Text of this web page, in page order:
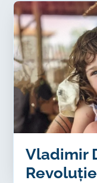
Vladimir